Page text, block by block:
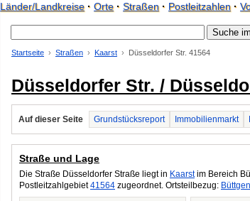
Länder/Landkreise· Orte· Straßen· Postleitzahlen·
Startseite Straßen Kaarst Düsseldorfer Str. 41564
Düsseldorfer Str. /
Auf dieser Seite Grundstücksreport Immobilienmarkt
Straße und Lage
Die Straße Düsseldorfer Straße liegt in Kaarstim Bereich
Postleitzahlgebiet41564 zugeordnet. Ortsteilbezug: Büttgen